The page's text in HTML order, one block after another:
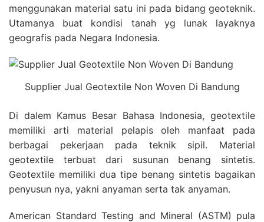
menggunakan material satu ini pada bidang geoteknik.
Utamanya buat kondisi tanah yg lunak layaknya
geografis pada Negara Indonesia.
Supplier Jual Geotextile Non Woven Di Bandung
Di dalem Kamus Besar Bahasa Indonesia, geotextile
memiliki arti material pelapis oleh manfaat pada
berbagai pekerjaan pada teknik sipil. Material
geotextile terbuat dari susunan benang sintetis.
Geotextile memiliki dua tipe benang sintetis bagaikan
penyusun nya, yakni anyaman serta tak anyaman.
American Standard Testing and Mineral (ASTM) pula